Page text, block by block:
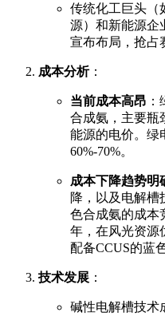
传统化工巨头（
源）和新能源企
宣布布局，抢占
成本分析：
当前成本高昂
合成氨，主要瓶
能源的电价。绿
60%-70%。
成本下降趋势明
降，以及电解槽
色合成氨的成本
年，在风光资源
配备CCUS的蓝
技术发展 ：
碱性电解槽技术